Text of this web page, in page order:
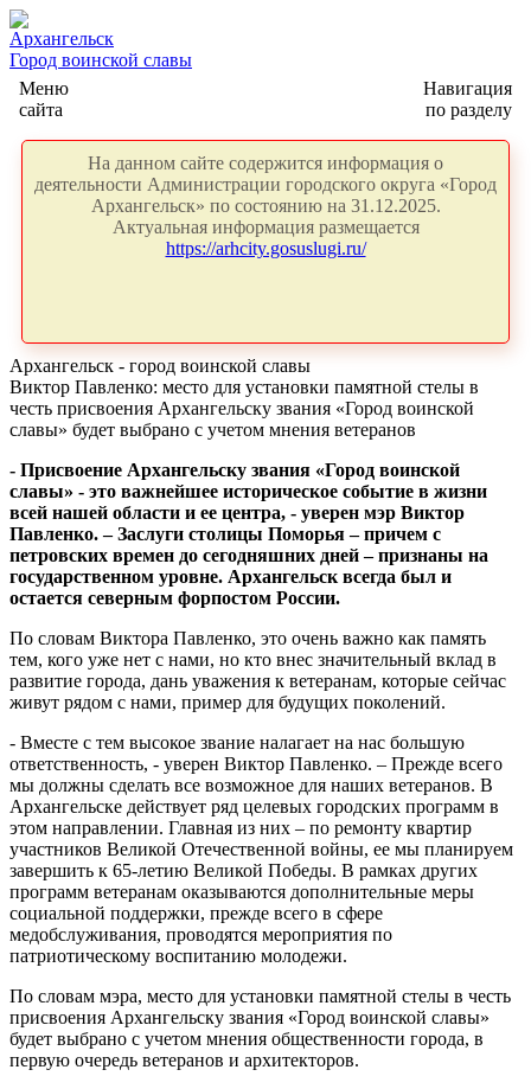
Архангельск
Город воинской славы
Меню
сайта
Навигация
по разделу
На данном сайте содержится информация о
деятельности Администрации городского округа «Город
Архангельск» по состоянию на 31.12.2025.
Актуальная информация размещается
https://arhcity.gosuslugi.ru/
Архангельск - город воинской славы
Виктор Павленко: место для установки памятной стелы в
честь присвоения Архангельску звания «Город воинской
славы» будет выбрано с учетом мнения ветеранов
- Присвоение Архангельску звания «Город воинской
славы» - это важнейшее историческое событие в жизни
всей нашей области и ее центра, - уверен мэр Виктор
Павленко. – Заслуги столицы Поморья – причем с
петровских времен до сегодняшних дней – признаны на
государственном уровне. Архангельск всегда был и
остается северным форпостом России.
По словам Виктора Павленко, это очень важно как память
тем, кого уже нет с нами, но кто внес значительный вклад в
развитие города, дань уважения к ветеранам, которые сейчас
живут рядом с нами, пример для будущих поколений.
- Вместе с тем высокое звание налагает на нас большую
ответственность, - уверен Виктор Павленко. – Прежде всего
мы должны сделать все возможное для наших ветеранов. В
Архангельске действует ряд целевых городских программ в
этом направлении. Главная из них – по ремонту квартир
участников Великой Отечественной войны, ее мы планируем
завершить к 65-летию Великой Победы. В рамках других
программ ветеранам оказываются дополнительные меры
социальной поддержки, прежде всего в сфере
медобслуживания, проводятся мероприятия по
патриотическому воспитанию молодежи.
По словам мэра, место для установки памятной стелы в честь
присвоения Архангельску звания «Город воинской славы»
будет выбрано с учетом мнения общественности города, в
первую очередь ветеранов и архитекторов.